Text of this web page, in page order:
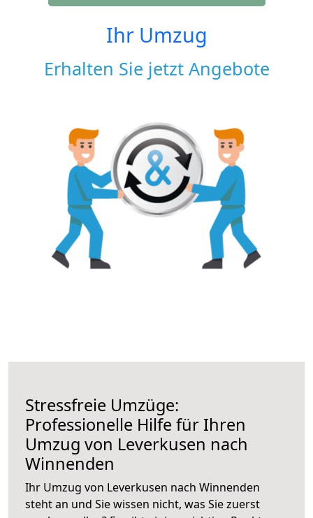
Ihr Umzug
Erhalten Sie jetzt Angebote
Stressfreie Umzüge:
Professionelle Hilfe für Ihren
Umzug von Leverkusen nach
Winnenden
Ihr Umzug von Leverkusen nach Winnenden
steht an und Sie wissen nicht, was Sie zuerst